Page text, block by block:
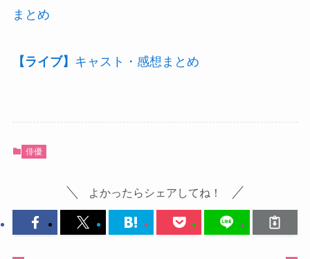
まとめ
【ライブ】 キャスト・感想まとめ
俳優
よかったらシェアしてね！